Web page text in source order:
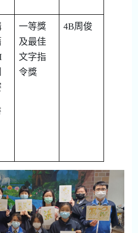
一等獎
及最佳
文字指
令獎
4B周俊